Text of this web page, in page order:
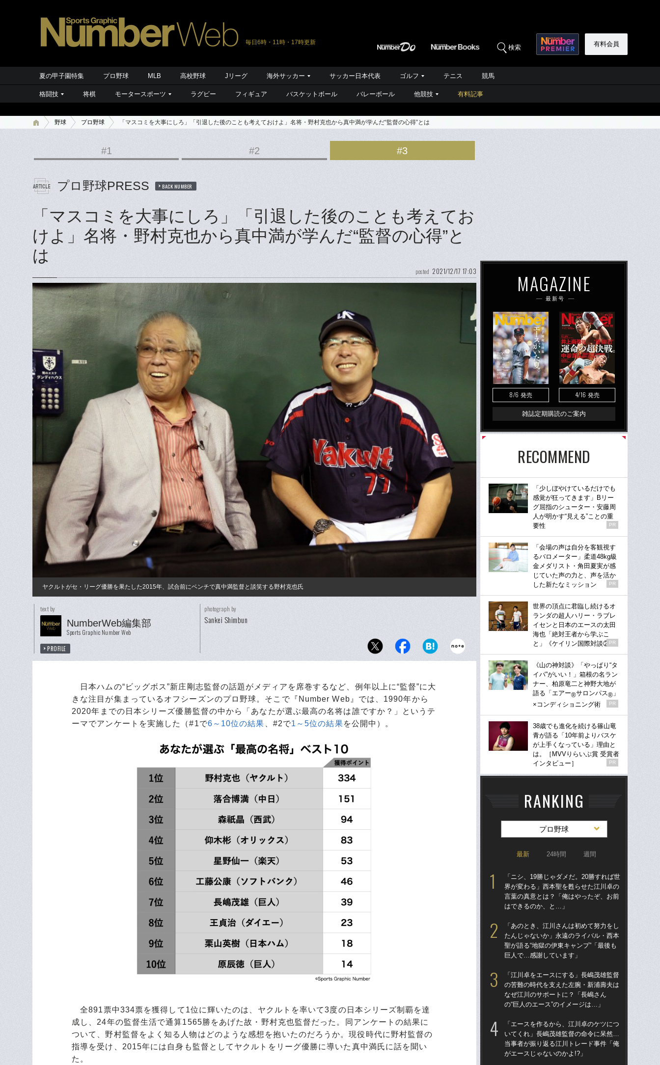
毎日6時・11時・17時更新
検索 有料会員
夏の甲子園特集 プロ野球 MLB 高校野球 Jリーグ 海外サッカー サッカー日本代表 ゴルフ テニス 競馬
格闘技 将棋 モータースポーツ ラグビー フィギュア バスケットボール バレーボール 他競技 有料記事
野球 プロ野球 「マスコミを大事にしろ」「引退した後のことも考えておけよ」名将・野村克也から真中満が学んだ“監督の心得”とは
#1 #2 #3
プロ野球PRESS BACK NUMBER
「マスコミを大事にしろ」「引退した後のことも考えてお
けよ」名将・野村克也から真中満が学んだ“監督の心得”と
は
posted 2021/12/17 17:03
ヤクルトがセ・リーグ優勝を果たした2015年、試合前にベンチで真中満監督と談笑する野村克也氏
text by
NumberWeb編集部
Sports Graphic Number Web
PROFILE
photograph by
Sankei Shimbun
日本ハムの“ビッグボス”新庄剛志監督の話題がメディアを席巻するなど、例年以上に“監督”に大
きな注目が集まっているオフシーズンのプロ野球。そこで『Number Web』では、1990年から
2020年までの日本シリーズ優勝監督の中から「あなたが選ぶ最高の名将は誰ですか？」というテ
ーマでアンケートを実施した（#1で6～10位の結果 、#2で1～5位の結果を公開中）。
全891票中334票を獲得して1位に輝いたのは、ヤクルトを率いて3度の日本シリーズ制覇を達
成し、24年の監督生活で通算1565勝をあげた故・野村克也監督だった。同アンケートの結果に
ついて、野村監督をよく知る人物はどのような感想を抱いたのだろうか。現役時代に野村監督の
指導を受け、2015年には自身も監督としてヤクルトをリーグ優勝に導いた真中満氏に話を聞い
た。
MAGAZINE
最新号
8/6 発売 4/16 発売
雑誌定期購読のご案内
RECOMMEND
「少しぼやけているだけでも
感覚が狂ってきます」Bリー
グ屈指のシューター・安藤周
人が明かす“見える”ことの重
要性
PR
「会場の声は自分を客観視す
るバロメーター」柔道48kg級
金メダリスト・角田夏実が感
じていた声の力と、声を活か
した新たなミッション
PR
世界の頂点に君臨し続けるオ
ランダの超人ハリー・ラブレ
イセンと日本のエースの太田
海也「絶対王者から学ぶこ
と」《ケイリン国際対談②》
PR
《山の神対談》「やっぱり“タ
イパ”がいい！」箱根の名ラン
ナー、柏原竜二と神野大地が
語る「エアー®サロンパス® 」
×コンディショニング術
PR
38歳でも進化を続ける篠山竜
青が語る「10年前よりバスケ
が上手くなっている」理由と
は。［MVVりらいぶ賞 受賞者
インタビュー］
PR
RANKING
プロ野球
最新 24時間 週間
「ニシ、19勝じゃダメだ。20勝すれば世
界が変わる」西本聖を甦らせた江川卓の
言葉の真意とは？「俺はやったぞ、お前
はできるのか、と…」
「あのとき、江川さんは初めて努力をし
たんじゃないか」永遠のライバル・西本
聖が語る“地獄の伊東キャンプ”「最後も
巨人で…感謝しています」
「江川卓をエースにする」長嶋茂雄監督
の苦難の時代を支えた左腕・新浦壽夫は
なぜ江川のサポートに？「長嶋さん
の“巨人のエース”のイメージは…」
「エースを作るから、江川卓のケツにつ
いてくれ」長嶋茂雄監督の命令に呆然…
当事者が振り返る江川トレード事件「俺
がエースじゃないのかよ!?」